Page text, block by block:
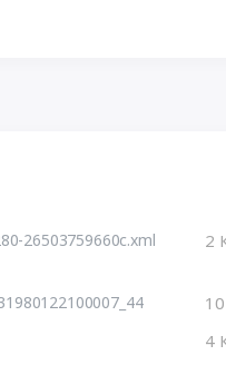
26503759660c.xml
2
4